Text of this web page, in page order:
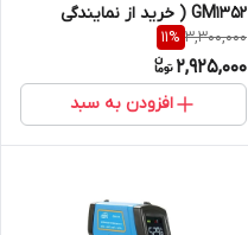
GM1352 ( خرید از نمایندگی
اصلی جوش آزما تجهیز
09120741826 )
3,300,000
11%
2,925,000
افزودن به سبد